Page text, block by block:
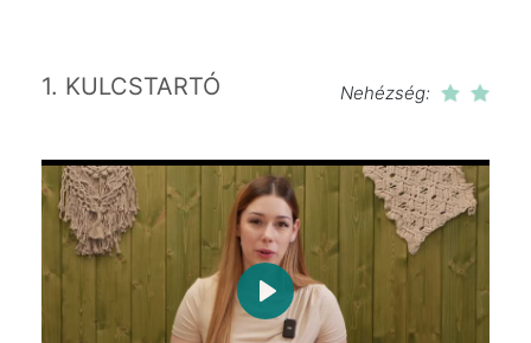
1. KULCSTARTÓ Nehézség:
Play